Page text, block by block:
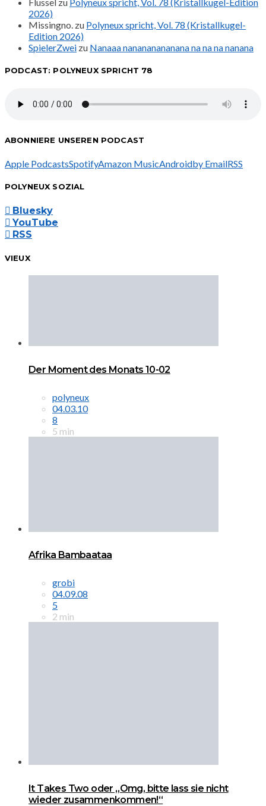
2026)
Missingno. zu Polyneux spricht, Vol. 78 (Kristallkugel-
Edition 2026)
SpielerZwei zu Nanaaa nanananananana na na na nanana
PODCAST: POLYNEUX SPRICHT 78
ABONNIERE UNSEREN PODCAST
Apple PodcastsSpotifyAmazon MusicAndroidby EmailRSS
POLYNEUX SOZIAL
Bluesky
YouTube
RSS
VIEUX
Der Moment des Monats 10-02
polyneux
04.03.10
8
5 min
Afrika Bambaataa
grobi
04.09.08
5
2 min
It Takes Two oder „Omg, bitte lass sie nicht
wieder zusammenkommen!“